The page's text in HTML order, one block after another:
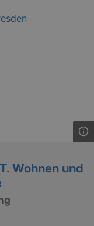
Wohnen und